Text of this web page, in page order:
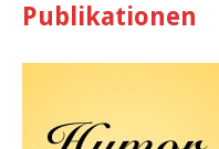
Publikationen